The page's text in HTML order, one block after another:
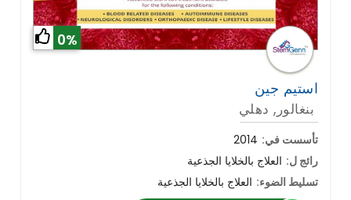
0%
استيم جين
بنغالور, دهلي
تأسست في: 2014
رائج ل: العلاج بالخلايا الجذعية
تسليط الضوء: العلاج بالخلايا الجذعية